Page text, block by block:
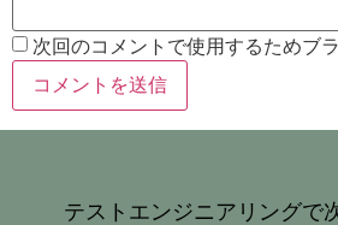
次回のコメントで使用するためブ
テストエンジニアリングで